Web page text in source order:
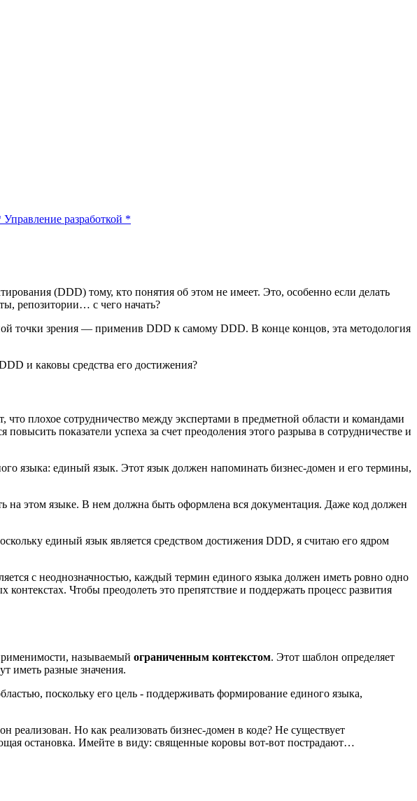
Управление разработкой *
(DDD) тому, кто понятия об этом не имеет. Это, особенно если делать
репозитории… с чего начать?
точки зрения — применив DDD к самому DDD. В конце концов, эта методология
и каковы средства его достижения?
плохое сотрудничество между экспертами в предметной области и командами
показатели успеха за счет преодоления этого разрыва в сотрудничестве и
языка: единый язык. Этот язык должен напоминать бизнес-домен и его термины,
на этом языке. В нем должна быть оформлена вся документация. Даже код должен
единый язык является средством достижения DDD, я считаю его ядром
с неоднозначностью, каждый термин единого языка должен иметь ровно одно
Чтобы преодолеть это препятствие и поддержать процесс развития
называемый ограниченным контекстом. Этот шаблон определяет
иметь разные значения.
поскольку его цель - поддерживать формирование единого языка,
реализован. Но как реализовать бизнес-домен в коде? Не существует
остановка. Имейте в виду: священные коровы вот-вот пострадают…